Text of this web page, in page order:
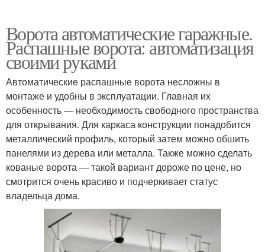
Ворота автоматические гаражные.
Распашные ворота: автоматизация
своими руками
Автоматические распашные ворота несложны в
монтаже и удобны в эксплуатации. Главная их
особенность — необходимость свободного пространства
для открывания. Для каркаса конструкции понадобится
металлический профиль, который затем можно обшить
панелями из дерева или металла. Также можно сделать
кованые ворота — такой вариант дороже по цене, но
смотрится очень красиво и подчеркивает статус
владельца дома.